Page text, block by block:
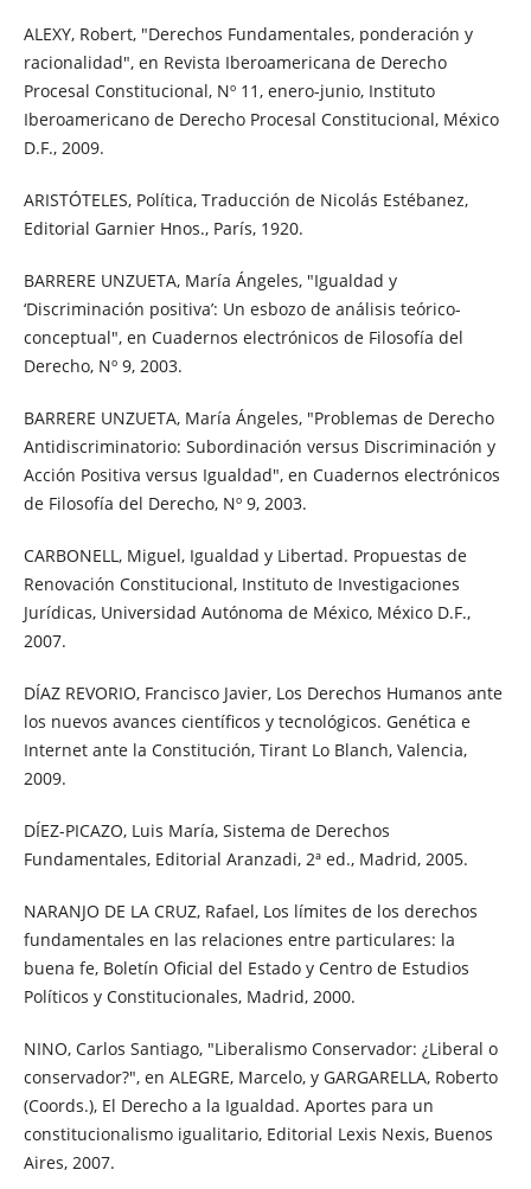
ALEXY, Robert, "Derechos Fundamentales, ponderación y
racionalidad", en Revista Iberoamericana de Derecho
Procesal Constitucional, Nº 11, enero-junio, Instituto
Iberoamericano de Derecho Procesal Constitucional, México
D.F., 2009.
ARISTÓTELES, Política, Traducción de Nicolás Estébanez,
Editorial Garnier Hnos., París, 1920.
BARRERE UNZUETA, María Ángeles, "Igualdad y
‘Discriminación positiva’: Un esbozo de análisis teórico-
conceptual", en Cuadernos electrónicos de Filosofía del
Derecho, Nº 9, 2003.
BARRERE UNZUETA, María Ángeles, "Problemas de Derecho
Antidiscriminatorio: Subordinación versus Discriminación y
Acción Positiva versus Igualdad", en Cuadernos electrónicos
de Filosofía del Derecho, Nº 9, 2003.
CARBONELL, Miguel, Igualdad y Libertad. Propuestas de
Renovación Constitucional, Instituto de Investigaciones
Jurídicas, Universidad Autónoma de México, México D.F.,
2007.
DÍAZ REVORIO, Francisco Javier, Los Derechos Humanos ante
los nuevos avances científicos y tecnológicos. Genética e
Internet ante la Constitución, Tirant Lo Blanch, Valencia,
2009.
DÍEZ-PICAZO, Luis María, Sistema de Derechos
Fundamentales, Editorial Aranzadi, 2ª ed., Madrid, 2005.
NARANJO DE LA CRUZ, Rafael, Los límites de los derechos
fundamentales en las relaciones entre particulares: la
buena fe, Boletín Oficial del Estado y Centro de Estudios
Políticos y Constitucionales, Madrid, 2000.
NINO, Carlos Santiago, "Liberalismo Conservador: ¿Liberal o
conservador?", en ALEGRE, Marcelo, y GARGARELLA, Roberto
(Coords.), El Derecho a la Igualdad. Aportes para un
constitucionalismo igualitario, Editorial Lexis Nexis, Buenos
Aires, 2007.